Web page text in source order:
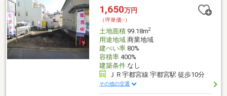
どこに行くのも便利《現地のご案内可能でございます。お気軽に
お問合せください。》
1,650万円
（坪単価:-）
土地面積99.18m2
用途地域商業地域
建ぺい率80%
容積率400%
建築条件なし
ＪＲ宇都宮線 宇都宮駅 徒歩10分
その他の交通